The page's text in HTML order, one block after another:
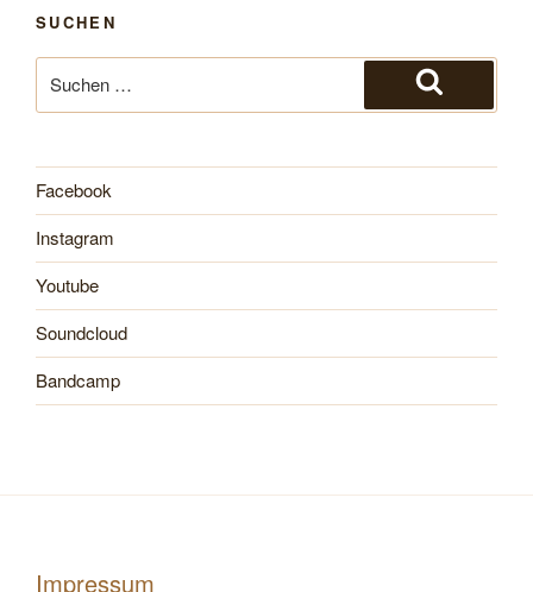
SUCHEN
nach:
Suchen
Facebook
Instagram
Youtube
Soundcloud
Bandcamp
Impressum